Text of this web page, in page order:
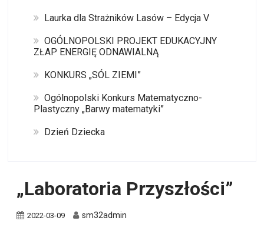
Laurka dla Strażników Lasów – Edycja V
OGÓLNOPOLSKI PROJEKT EDUKACYJNY
ZŁAP ENERGIĘ ODNAWIALNĄ
KONKURS „SÓL ZIEMI”
Ogólnopolski Konkurs Matematyczno-
Plastyczny „Barwy matematyki”
Dzień Dziecka
„Laboratoria Przyszłości”
2022-03-09 sm32admin